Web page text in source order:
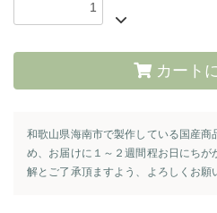
カート
和歌山県海南市で製作している国産商
め、お届けに１～２週間程お日にちが
解とご了承頂ますよう、よろしくお願